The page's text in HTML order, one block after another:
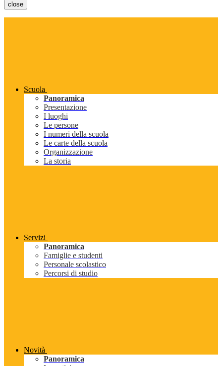
close
Scuola
Panoramica
Presentazione
I luoghi
Le persone
I numeri della scuola
Le carte della scuola
Organizzazione
La storia
Servizi
Panoramica
Famiglie e studenti
Personale scolastico
Percorsi di studio
Novità
Panoramica